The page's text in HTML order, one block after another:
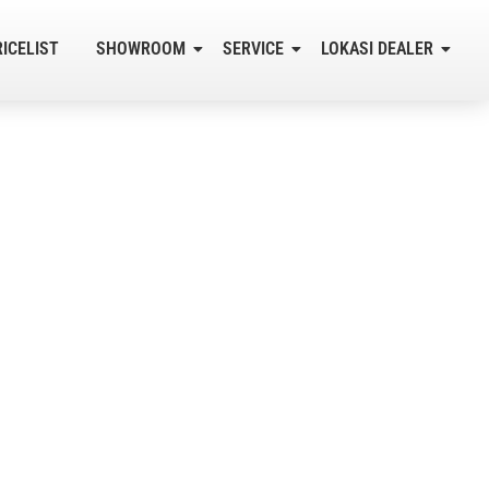
SHOWROOM SERVICE LOKASI DEALER